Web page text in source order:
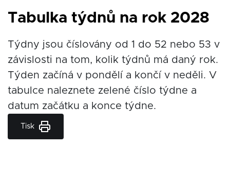
Tabulka týdnů na rok 2028
Týdny jsou číslovány od 1 do 52 nebo 53 v
závislosti na tom, kolik týdnů má daný rok.
Týden začíná v pondělí a končí v neděli. V
tabulce naleznete zelené číslo týdne a
datum začátku a konce týdne.
Tisk